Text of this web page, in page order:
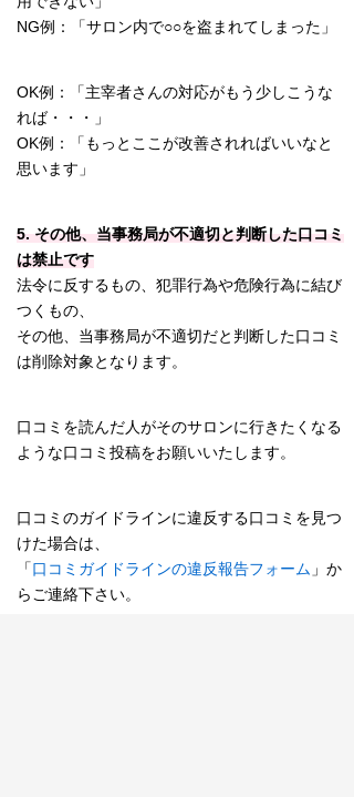
NG例：「サロン内で○○を盗まれてしまった」
OK例：「主宰者さんの対応がもう少しこうな
れば・・・」
OK例：「もっとここが改善されればいいなと
思います」
5. その他、当事務局が不適切と判断した口コミ
は禁止です
法令に反するもの、犯罪行為や危険行為に結び
つくもの、
その他、当事務局が不適切だと判断した口コミ
は削除対象となります。
口コミを読んだ人がそのサロンに行きたくなる
ような口コミ投稿をお願いいたします。
口コミのガイドラインに違反する口コミを見つ
けた場合は、
「口コミガイドラインの違反報告フォーム 」か
らご連絡下さい。